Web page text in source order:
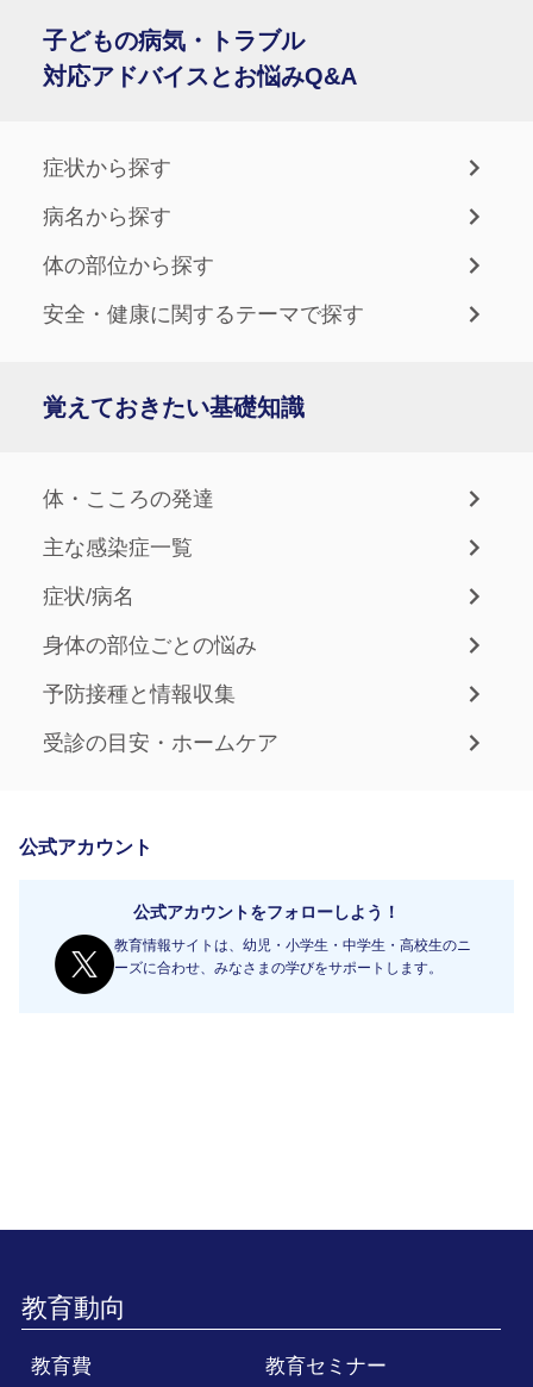
子どもの病気・トラブル
対応アドバイスとお悩みQ&A
症状から探す
病名から探す
体の部位から探す
安全・健康に関するテーマで探す
覚えておきたい基礎知識
体・こころの発達
主な感染症一覧
症状/病名
身体の部位ごとの悩み
予防接種と情報収集
受診の目安・ホームケア
公式アカウント
公式アカウントをフォローしよう！
教育情報サイトは、幼児・小学生・中学生・高校生のニ
ーズに合わせ、みなさまの学びをサポートします。
教育動向
教育費 教育セミナー